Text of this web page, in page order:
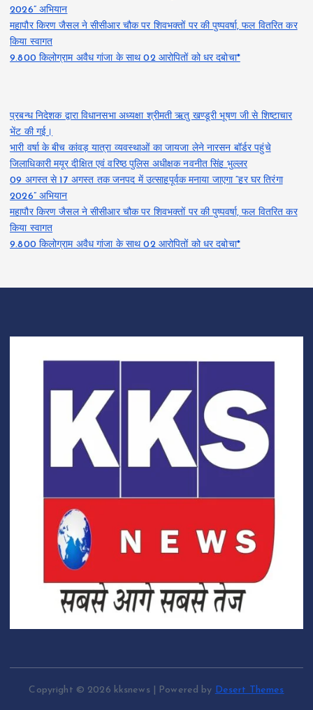
2026” अभियान
महापौर किरण जैसल ने सीसीआर चौक पर शिवभक्तों पर की पुष्पवर्षा, फल वितरित कर
किया स्वागत
9.800 किलोग्राम अवैध गांजा के साथ 02 आरोपितों को धर दबोचा*
प्रबन्ध निदेशक द्वारा विधानसभा अध्यक्षा श्रीमती ऋतु खण्डूरी भूषण जी से शिष्टाचार
भेंट की गई।
भारी वर्षा के बीच कांवड़ यात्रा व्यवस्थाओं का जायजा लेने नारसन बॉर्डर पहुंचे
जिलाधिकारी मयूर दीक्षित एवं वरिष्ठ पुलिस अधीक्षक नवनीत सिंह भुल्लर
09 अगस्त से 17 अगस्त तक जनपद में उत्साहपूर्वक मनाया जाएगा “हर घर तिरंगा
2026” अभियान
महापौर किरण जैसल ने सीसीआर चौक पर शिवभक्तों पर की पुष्पवर्षा, फल वितरित कर
किया स्वागत
9.800 किलोग्राम अवैध गांजा के साथ 02 आरोपितों को धर दबोचा*
Copyright © 2026 kksnews | Powered by Desert Themes